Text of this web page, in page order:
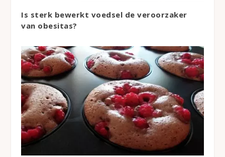
Is sterk bewerkt voedsel de veroorzaker
van obesitas?